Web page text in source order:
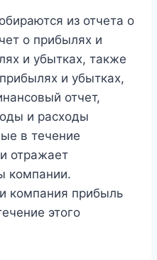
из отчета о
о прибылях и
и убытках, также
и убытках,
отчет,
и расходы
в течение
отражает
компании.
компания прибыль
этого